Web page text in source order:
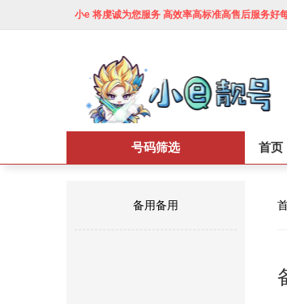
小e 将虔诚为您服务 高效率高标准高售后服务好
号码筛选 首页
备用备用